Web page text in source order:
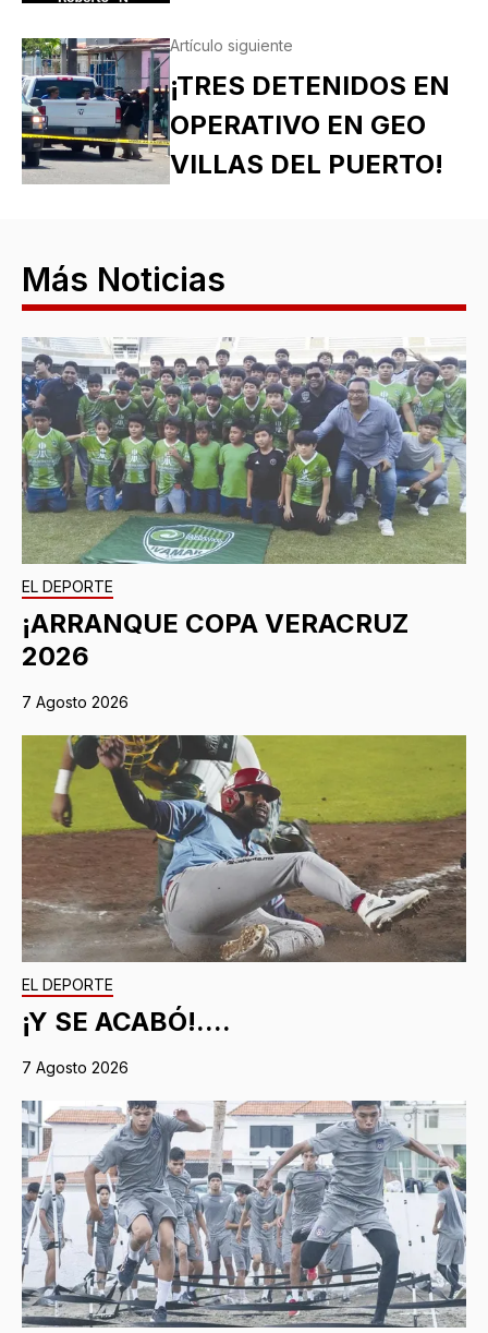
Artículo siguiente
¡TRES DETENIDOS EN
OPERATIVO EN GEO
VILLAS DEL PUERTO!
Más Noticias
EL DEPORTE
¡ARRANQUE COPA VERACRUZ
2026
7 Agosto 2026
EL DEPORTE
¡Y SE ACABÓ!....
7 Agosto 2026